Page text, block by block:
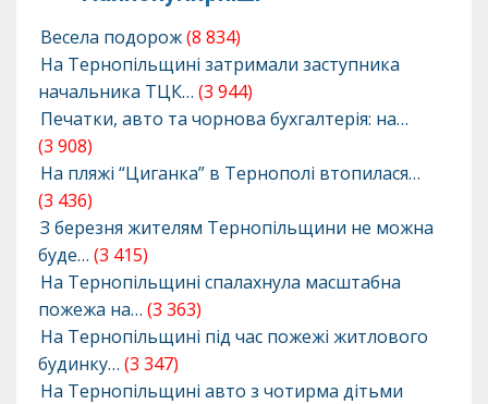
Весела подорож(8 834)
На Тернопільщині затримали заступника
начальника ТЦК… (3 944)
Печатки, авто та чорнова бухгалтерія: на…
(3 908)
На пляжі “Циганка” в Тернополі втопилася…
(3 436)
З березня жителям Тернопільщини не можна
буде… (3 415)
На Тернопільщині спалахнула масштабна
пожежа на… (3 363)
На Тернопільщині під час пожежі житлового
будинку… (3 347)
На Тернопільщині авто з чотирма дітьми